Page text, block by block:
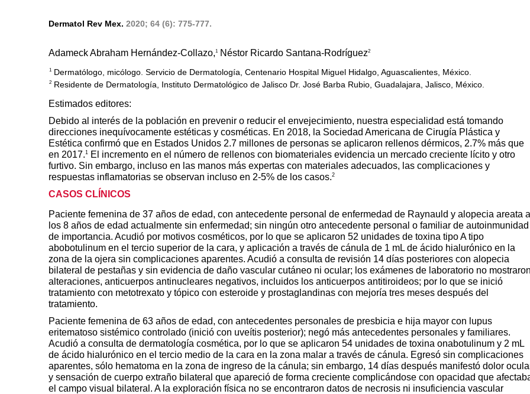
Dermatol Rev Mex. 2020; 64 (6): 775-777.
Adameck Abraham Hernández-Collazo,1 Néstor Ricardo Santana-Rodríguez2
1 Dermatólogo, micólogo. Servicio de Dermatología, Centenario Hospital Miguel Hidalgo, Aguascalientes, México.
2 Residente de Dermatología, Instituto Dermatológico de Jalisco Dr. José Barba Rubio, Guadalajara, Jalisco, México.
Estimados editores:
Debido al interés de la población en prevenir o reducir el envejecimiento, nuestra especialidad está tomando
direcciones inequívocamente estéticas y cosméticas. En 2018, la Sociedad Americana de Cirugía Plástica y
Estética confirmó que en Estados Unidos 2.7 millones de personas se aplicaron rellenos dérmicos, 2.7% más que
en 2017.1
El incremento en el número de rellenos con biomateriales evidencia un mercado creciente lícito y otro
furtivo. Sin embargo, incluso en las manos más expertas con materiales adecuados, las complicaciones y
respuestas inflamatorias se observan incluso en 2-5% de los casos.2
CASOS CLÍNICOS
Paciente femenina de 37 años de edad, con antecedente personal de enfermedad de Raynauld y alopecia areata a
los 8 años de edad actualmente sin enfermedad; sin ningún otro antecedente personal o familiar de autoinmunidad
de importancia. Acudió por motivos cosméticos, por lo que se aplicaron 52 unidades de toxina tipo A tipo
abobotulinum en el tercio superior de la cara, y aplicación a través de cánula de 1 mL de ácido hialurónico en la
zona de la ojera sin complicaciones aparentes. Acudió a consulta de revisión 14 días posteriores con alopecia
bilateral de pestañas y sin evidencia de daño vascular cutáneo ni ocular; los exámenes de laboratorio no mostraron
alteraciones, anticuerpos antinucleares negativos, incluidos los anticuerpos antitiroideos; por lo que se inició
tratamiento con metotrexato y tópico con esteroide y prostaglandinas con mejoría tres meses después del
tratamiento.
Paciente femenina de 63 años de edad, con antecedentes personales de presbicia e hija mayor con lupus
eritematoso sistémico controlado (inició con uveítis posterior); negó más antecedentes personales y familiares.
Acudió a consulta de dermatología cosmética, por lo que se aplicaron 54 unidades de toxina onabotulinum y 2 mL
de ácido hialurónico en el tercio medio de la cara en la zona malar a través de cánula. Egresó sin complicaciones
aparentes, sólo hematoma en la zona de ingreso de la cánula; sin embargo, 14 días después manifestó dolor
y sensación de cuerpo extraño bilateral que apareció de forma creciente complicándose con opacidad que
el campo visual bilateral. A la exploración física no se encontraron datos de necrosis ni insuficiencia vascular